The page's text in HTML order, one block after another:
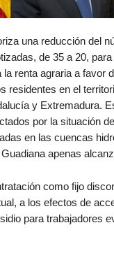
una reducción del
de 35 a 20,
la renta agraria a favor
residentes en el
y Extremadura.
por la situación
en las cuencas
apenas
como fijo
a los efectos de
para trabajadores